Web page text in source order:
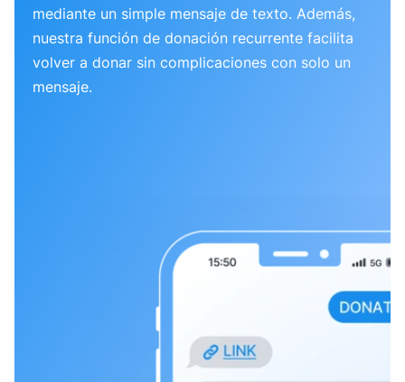
mediante un simple mensaje de texto. Además,
nuestra función de donación recurrente facilita
volver a donar sin complicaciones con solo un
mensaje.